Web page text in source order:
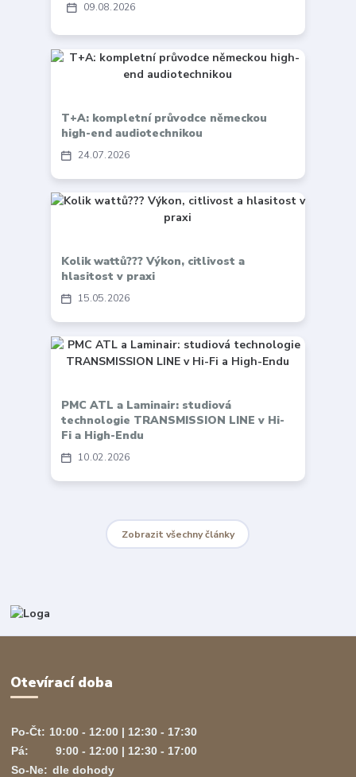
09 08 2026
24 07 2026
T+A: kompletní průvodce německou
high-end audiotechnikou
15 05 2026
Kolik wattů??? Výkon, citlivost a
hlasitost v praxi
10 02 2026
PMC ATL a Laminair: studiová
technologie TRANSMISSION LINE v Hi-
Fi a High-Endu
Zobrazit všechny články
Otevírací doba
Po-Čt: 10:00 - 12:00 | 12:30 - 17:30
Pá:
9:00 - 12:00 | 12:30 - 17:00
So-Ne: dle dohody